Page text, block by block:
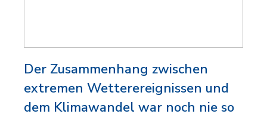
Der Zusammenhang zwischen
extremen Wetterereignissen und
dem Klimawandel war noch nie so